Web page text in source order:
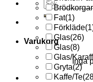
Sök
efter:
Varukorg
Inga
Brödkorgar
Fat(1)
Förkläde
Glas(26)
Glas(8)
Glas/
Gryta(2)
Kaffe/Te